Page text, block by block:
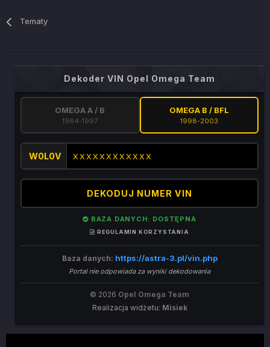
Tematy
Dekoder VIN Opel Omega Team
OMEGA A / B
1984-1997
OMEGA B / BFL
1998-2003
W0L0V
DEKODUJ NUMER VIN
BAZA DANYCH: DOSTĘPNA
REGULAMIN KORZYSTANIA
Baza danych: https://astra-3.pl/vin.php
Portal nie odpowiada za wyniki dekodowania
© 2026 Opel Omega Team
Realizacja widżetu: Misiek